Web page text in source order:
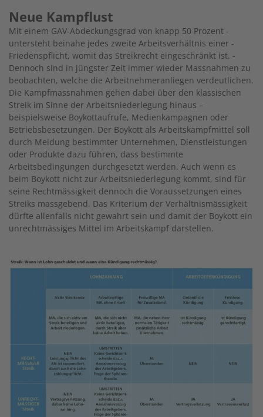
Neue Kampflust
Mit einem GAV-Abdeckungsgrad von knapp 50 Prozent ­
untersteht beinahe jedes zweite Arbeitsverhältnis einer ­
Friedenspflicht, womit das Streikrecht eingeschränkt ist. ­
Dennoch sind in jüngster Zeit immer wieder Massnahmen zu
beobachten, welche die Arbeitnehmeranliegen verdeutlichen.
Die Kampfmassnahmen gehen dabei über den klassischen
Streik im Sinne der Arbeitsniederlegung hinaus –
beispielsweise Boykottaufrufe, Medienkampagnen oder
Betriebsbesetzungen. Der Boykott als Arbeitskampfmittel soll
durch Meidung bestimmter Unternehmen, Dienstleistungen
oder Produkte dazu führen, dass bestimmte
Arbeitsbedingungen durchgesetzt werden. Auch wenn es
beim Boykott nicht zur Arbeitsniederlegung kommt, sind für
seine Rechtmässigkeit dennoch die Voraussetzungen eines
Streiks massgebend. Das Kriterium der Verhältnismässigkeit
dürfte allenfalls nicht gewahrt sein und damit der Boykott ein
unrechtmässiges Mittel im Arbeitskampf darstellen.
Image